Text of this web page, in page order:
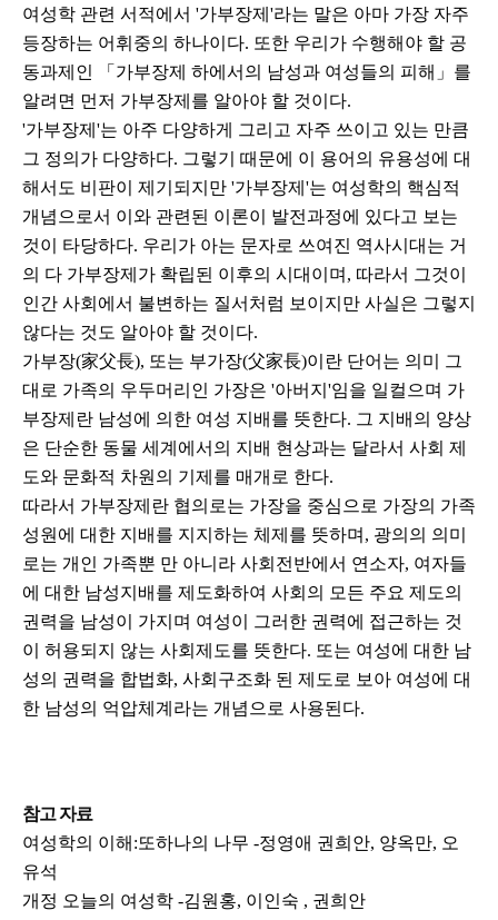
여성학 관련 서적에서 '가부장제'라는 말은 아마 가장 자주
등장하는 어휘중의 하나이다. 또한 우리가 수행해야 할 공
동과제인 「가부장제 하에서의 남성과 여성들의 피해」를
알려면 먼저 가부장제를 알아야 할 것이다.
'가부장제'는 아주 다양하게 그리고 자주 쓰이고 있는 만큼
그 정의가 다양하다. 그렇기 때문에 이 용어의 유용성에 대
해서도 비판이 제기되지만 '가부장제'는 여성학의 핵심적
개념으로서 이와 관련된 이론이 발전과정에 있다고 보는
것이 타당하다. 우리가 아는 문자로 쓰여진 역사시대는 거
의 다 가부장제가 확립된 이후의 시대이며, 따라서 그것이
인간 사회에서 불변하는 질서처럼 보이지만 사실은 그렇지
않다는 것도 알아야 할 것이다.
가부장(家父長), 또는 부가장(父家長)이란 단어는 의미 그
대로 가족의 우두머리인 가장은 '아버지'임을 일컬으며 가
부장제란 남성에 의한 여성 지배를 뜻한다. 그 지배의 양상
은 단순한 동물 세계에서의 지배 현상과는 달라서 사회 제
도와 문화적 차원의 기제를 매개로 한다.
따라서 가부장제란 협의로는 가장을 중심으로 가장의 가족
성원에 대한 지배를 지지하는 체제를 뜻하며, 광의의 의미
로는 개인 가족뿐 만 아니라 사회전반에서 연소자, 여자들
에 대한 남성지배를 제도화하여 사회의 모든 주요 제도의
권력을 남성이 가지며 여성이 그러한 권력에 접근하는 것
이 허용되지 않는 사회제도를 뜻한다. 또는 여성에 대한 남
성의 권력을 합법화, 사회구조화 된 제도로 보아 여성에 대
한 남성의 억압체계라는 개념으로 사용된다.
참고 자료
여성학의 이해:또하나의 나무 -정영애 권희안, 양옥만, 오
유석
개정 오늘의 여성학 -김원홍, 이인숙 , 권희안